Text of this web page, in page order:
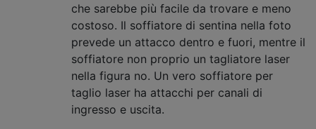
che sarebbe più facile da trovare e meno
costoso. Il soffiatore di sentina nella foto
prevede un attacco dentro e fuori, mentre il
soffiatore non proprio un tagliatore laser
nella figura no. Un vero soffiatore per
taglio laser ha attacchi per canali di
ingresso e uscita.